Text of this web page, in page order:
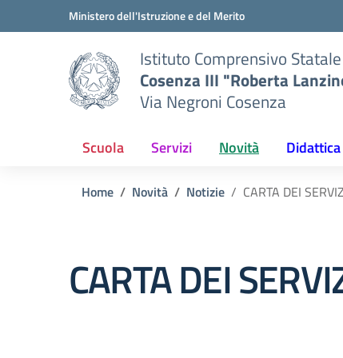
Vai ai contenuti
Vai al menu di navigazioneMinistero dell'Istruzione e del Merito
Istituto Comprensivo Statale
Cosenza III "Roberta
Via Negroni Cosenza
Scuola Servizi Novità Didattica
Home Novità Notizie CARTA DEI
CARTA DEI